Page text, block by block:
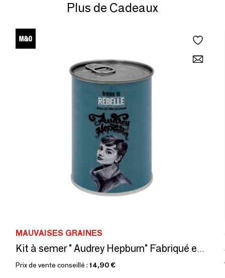
Plus de Cadeaux
MAUVAISES GRAINES
Kit à semer " Audrey Hepburn" Fabriqué en France, en collab avec Arts dans la Peau
Prix de vente conseillé : 14,90 €